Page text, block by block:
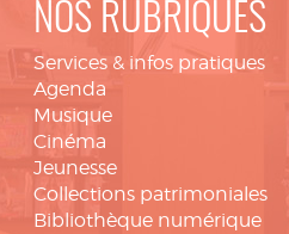
NOS RUBRIQUES
Services & infos pratiques
Agenda
Musique
Cinéma
Jeunesse
Collections patrimoniales
Bibliothèque numérique